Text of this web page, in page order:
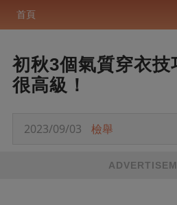
首頁
初秋3個氣質穿衣技
很高級！
2023/09/03 檢舉